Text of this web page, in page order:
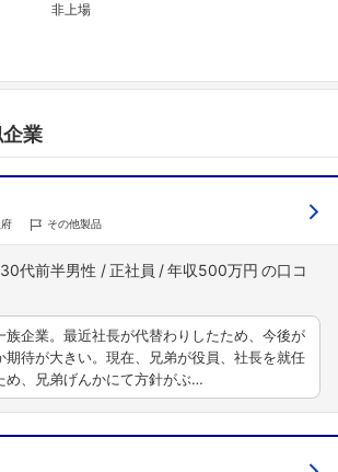
非上場
業
その他製品
30代前半男性 正社員 年収500万円
族企業。最近社長が代替わりしたため、今後が
期待が大きい。現在、兄弟が役員、社長を就任
め、兄弟げんかにて方針がぶ…